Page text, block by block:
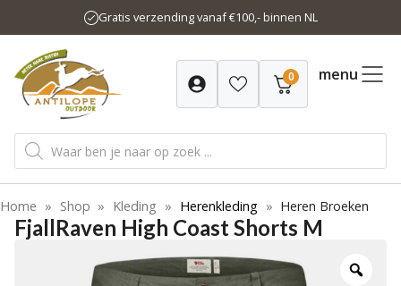
naar
inhoud
Gratis verzending vanaf €100,- binnen NL
0 menu
Producten
zoeken
Home » Shop » Kleding » Herenkleding » Heren Broeken
FjallRaven High Coast Shorts M